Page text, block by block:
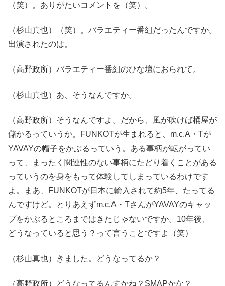
（笑）。ありがたいコメントを（笑）。
（杉山真也）（笑）。バラエティー番組だったんですか。
出演されたのは。
（高野政所）バラエティー番組のひな壇におられて。
（杉山真也）あ、そうなんですか。
（高野政所）そうなんですよ。だから、風が吹けば桶屋が
儲かるっていうか。FUNKOTが生まれると、m.c.A・Tが
YAVAYの帽子をかぶるっていう。ある事柄が転がってい
って、まったく関連性のない事柄にたどり着くことがある
っていうのを身をもって体験してしまっているわけです
よ。まあ、FUNKOTが日本に輸入されて約5年、たってる
んですけど。とりあえずm.c.A・TさんがYAVAYのキャッ
プをかぶるところまではきたじゃないですか。10年後、
どうなっていると思う？って言うことですよ（笑）
（杉山真也）きました。どうなってるか？
（高野政所）どうなってるんすかね？SMAPかな？